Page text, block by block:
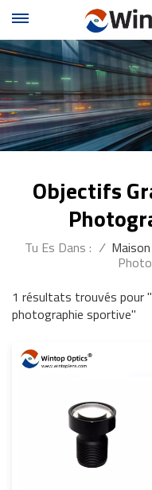
Objectifs
Tu Es Dans : / Maison
1 résultats trouvés pour
photographie sportive"